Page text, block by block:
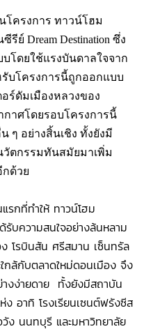
โครงการ ทาวน์โฮม
ย์ Dream Destination ซึ่ง
โดยใช้แรงบันดาลใจจาก
บโครงการนี้ถูกออกแบบ
ร์ดัมเมืองหลวงของ
กาศโดยรอบโครงการนี้
ๆ อย่างสิ้นเชิง ทั้งยังมี
ตกรรมทันสมัยมาเพิ่ม
ด้วย
รกที่ทำให้ ทาวน์โฮม
รับความสนใจอย่างล้นหลาม
โรบินสัน ศรีสมาน เซ็นทรัล
กล้กับตลาดใหม่ดอนเมือง จึง
างง่ายดาย ทั้งยังมีสถาบัน
อาทิ โรงเรียนเซนต์ฟรังซีส
ง นนทบุรี และมหาวิทยาลัย